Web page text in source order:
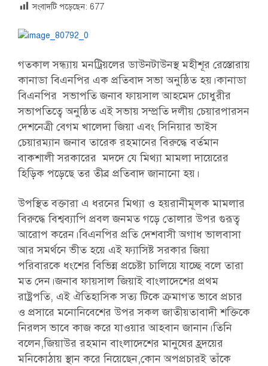
সংবাদটি পড়েছেন: 677
গতকাল সন্ধ্যায় মনট্রিয়লের ডাউনটাউনস্থ মহীশূর রেস্তোরায়
কানাডা বিএনপির এক প্রতিবাদ সভা অনুষ্ঠিত হয়।কানাডা
বিএনপির সভাপতি জনাব ফায়সাল আহমেদ চোধুরীর
সভাপতিত্বে অনুষ্ঠিত এই সভায় সম্প্রতি দলীয় চেয়ারপারসন
দেশনেত্রী বেগম খালেদা জিয়া এবং সিনিয়ার ভাইস
চেয়ারম্যান জনাব তারেক রহমানের বিরুদ্ধে বর্তমান
বাকশালী সরকারের মদদে যে মিথ্যা মামলা দায়েরের
হিড়িক পড়েছে তর তীব্র প্রতিবাদ জানানো হয়।
উপস্থিত বক্তারা এ ধরনের মিথ্যা ও হয়রানীমূলক মামলার
বিরুদ্ধে বিশ্বব্যাপি প্রবল জনমত গড়ে তোলার উপর গুরূত্ব
আরোপ করেন।বিএনপির প্রতি দেশবাসী অগাধ ভালবাসা
আর সমর্থনে ভীত হয়ে এই ফ্যাসিষ্ট সরকার জিয়া
পরিবারকে ধংশের বিভিন্ন প্রচেষ্টা চালিয়ে যাচ্ছে বলে তারা
মত দেন।জনাব ফায়সাল জিয়াই বাংলাদেশের প্রথম
রাষ্ট্রপতি, এই ঐতিহাসিক সত্য টিকে ক্রমাগত ভাবে প্রচার
ও প্রসারে মনোনিবেশের উপর সকল জাতীয়তাবাদী শক্তিকে
নিরলস ভাবে কাজ করে যাওয়ার আহবান জানান।তিনি
বলেন,জিয়াউর রহমান বাংলাদেশের মানুষের হ্রদয়ের
মনিকোঠায় স্থান করে নিয়েছেন,কোন অপপ্রচারই তাঁকে